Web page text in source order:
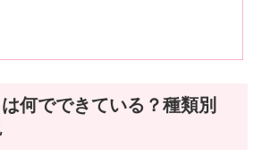
何でできている？種類別